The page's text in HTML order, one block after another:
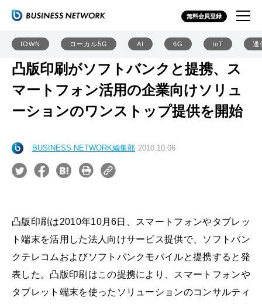
無料会員登録
IOWN ローカル5G AI 6G IoT 通
凸版印刷がソフトバンクと提携、ス
マートフォン活用の企業向けソリュ
ーションのワンストップ提供を開始
BUSINESS NETWORK編集部 2010.10.06
凸版印刷は2010年10月6日、スマートフォンやタブレッ
ト端末を活用した法人向けサービス提供で、ソフトバン
クテレコムおよびソフトバンクモバイルと提携すると発
表した。凸版印刷はこの提携により、スマートフォンや
タブレット端末を使ったソリューションのコンサルティ